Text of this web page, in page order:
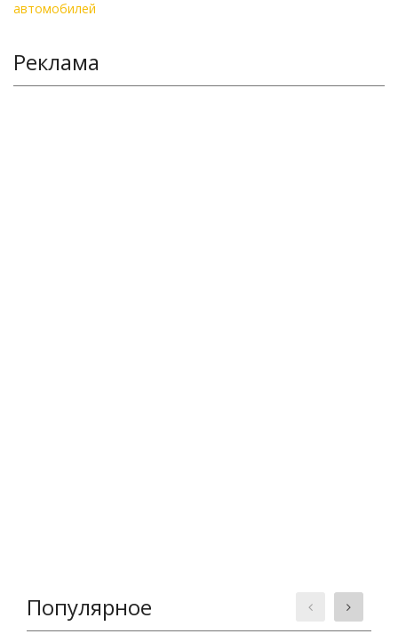
Реклама
Популярное